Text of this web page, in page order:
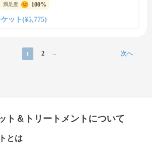
満足度 100%
ット(¥5,775)
1 2 次へ
ト＆トリートメントについて
とは